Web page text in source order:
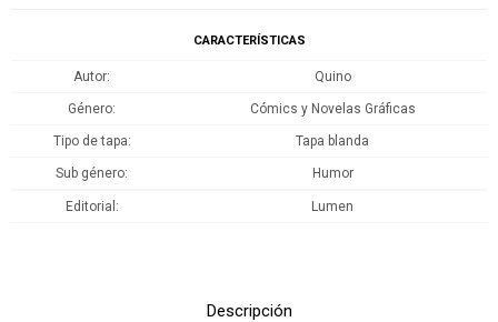
CARACTERÍSTICAS
Autor Quino
Género Cómics y Novelas Gráficas
Tipo de tapa Tapa blanda
Sub género Humor
Editorial Lumen
Descripción